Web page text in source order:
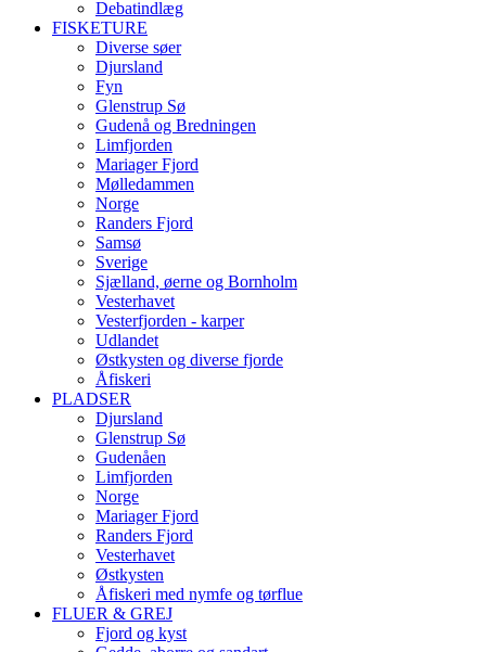
Debatindlæg
FISKETURE
Diverse søer
Djursland
Fyn
Glenstrup Sø
Gudenå og Bredningen
Limfjorden
Mariager Fjord
Mølledammen
Norge
Randers Fjord
Samsø
Sverige
Sjælland, øerne og Bornholm
Vesterhavet
Vesterfjorden - karper
Udlandet
Østkysten og diverse fjorde
Åfiskeri
PLADSER
Djursland
Glenstrup Sø
Gudenåen
Limfjorden
Norge
Mariager Fjord
Randers Fjord
Vesterhavet
Østkysten
Åfiskeri med nymfe og tørflue
FLUER & GREJ
Fjord og kyst